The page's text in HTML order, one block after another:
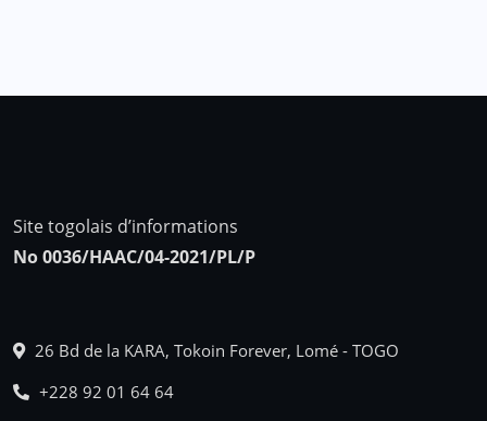
Site togolais d’informations
No 0036/HAAC/04-2021/PL/P
26 Bd de la KARA, Tokoin Forever, Lomé - TOGO
+228 92 01 64 64